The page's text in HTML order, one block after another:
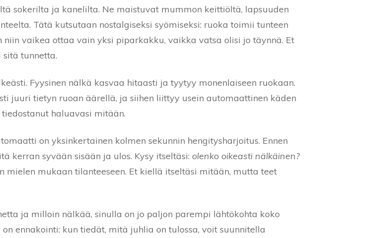
sokerilta ja kanelilta. Ne maistuvat mummon keittiöltä, lapsuuden
Tätä kutsutaan nostalgiseksi syömiseksi: ruoka toimii tunteen
niin vaikea ottaa vain yksi piparkakku, vaikka vatsa olisi jo täynnä. Et
tunnetta.
Fyysinen nälkä kasvaa hitaasti ja tyytyy monenlaiseen ruokaan.
juuri tietyn ruoan äärellä, ja siihen liittyy usein automaattinen käden
haluavasi mitään.
on yksinkertainen kolmen sekunnin hengitysharjoitus. Ennen
kerran syvään sisään ja ulos. Kysy itseltäsi: olenko oikeasti nälkäinen?
mielen mukaan tilanteeseen. Et kiellä itseltäsi mitään, mutta teet
ja milloin nälkää, sinulla on jo paljon parempi lähtökohta koko
ennakointi: kun tiedät, mitä juhlia on tulossa, voit suunnitella